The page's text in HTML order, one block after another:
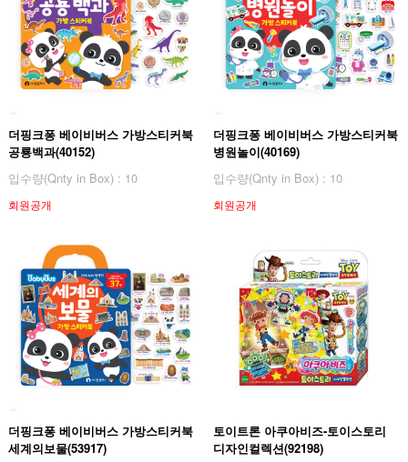
더핑크퐁 베이비버스 가방스티커북
공룡백과(40152)
입수량(Qnty in Box) : 10
회원공개
더핑크퐁 베이비버스 가방스티커북
병원놀이(40169)
입수량(Qnty in Box) : 10
회원공개
더핑크퐁 베이비버스 가방스티커북
세계의보물(53917)
토이트론 아쿠아비즈-토이스토리
디자인컬렉션(92198)